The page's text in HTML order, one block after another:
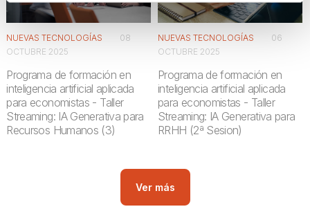
NUEVAS TECNOLOGÍAS
08
OCTUBRE 2025
Programa de formación en
inteligencia artificial aplicada
para economistas - Taller
Streaming: IA Generativa para
Recursos Humanos (3)
NUEVAS TECNOLOGÍAS
06
OCTUBRE 2025
Programa de formación en
inteligencia artificial aplicada
para economistas - Taller
Streaming: IA Generativa para
RRHH (2ª Sesion)
Ver más